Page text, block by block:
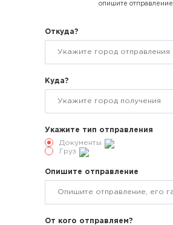
опишите отправление
Откуда?
Куда?
Укажите тип отправления
Документы
Груз
Опишите отправление
От кого отправляем?